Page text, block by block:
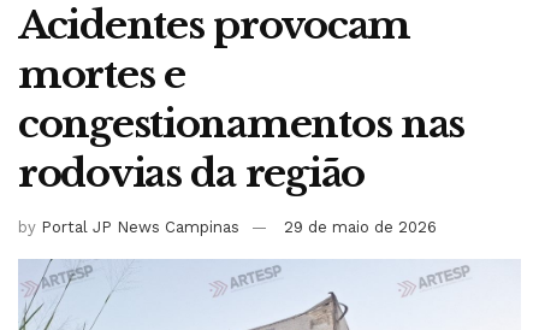
Acidentes provocam
mortes e
congestionamentos nas
rodovias da região
by Portal JP News Campinas 29 de maio de 2026